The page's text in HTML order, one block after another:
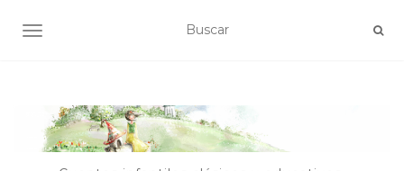
ALTERNAR NAVEGACIÓN